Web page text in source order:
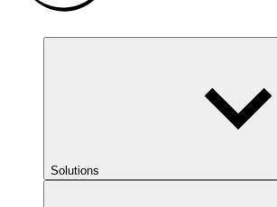
Solutions